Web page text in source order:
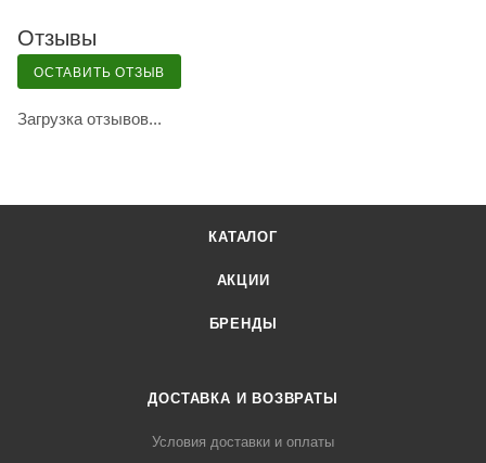
Отзывы
ОСТАВИТЬ ОТЗЫВ
Загрузка отзывов...
КАТАЛОГ
АКЦИИ
БРЕНДЫ
ДОСТАВКА И ВОЗВРАТЫ
Условия доставки и оплаты